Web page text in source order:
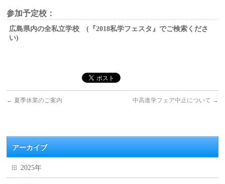
参加予定校：
広島県内の全私立学校 (『2018私学フェスタ』でご検索くださ
い)
← 夏季休業のご案内 中高進学フェア中止について →
アーカイブ
2025年